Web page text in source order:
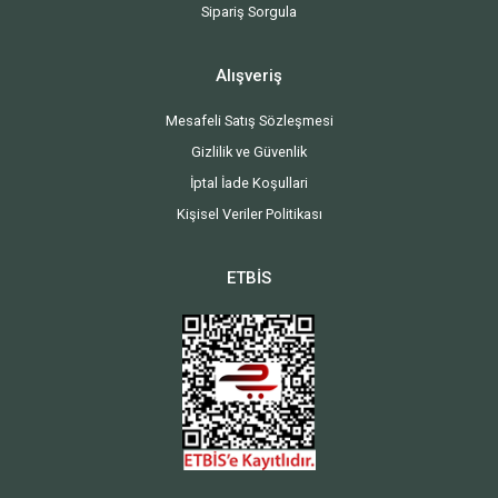
Sipariş Sorgula
Alışveriş
Mesafeli Satış Sözleşmesi
Gizlilik ve Güvenlik
İptal İade Koşullari
Kişisel Veriler Politikası
ETBİS